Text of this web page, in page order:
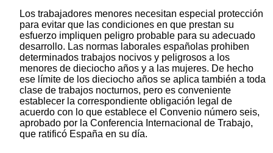
Los trabajadores menores necesitan especial protección
para evitar que las condiciones en que prestan su
esfuerzo impliquen peligro probable para su adecuado
desarrollo. Las normas laborales españolas prohiben
determinados trabajos nocivos y peligrosos a los
menores de dieciocho años y a las mujeres. De hecho
ese límite de los dieciocho años se aplica también a toda
clase de trabajos nocturnos, pero es conveniente
establecer la correspondiente obligación legal de
acuerdo con lo que establece el Convenio número seis,
aprobado por la Conferencia Internacional de Trabajo,
que ratificó España en su día.